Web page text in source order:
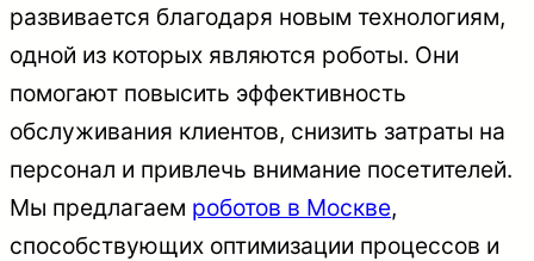
развивается благодаря новым технологиям,
одной из которых являются роботы. Они
помогают повысить эффективность
обслуживания клиентов, снизить затраты на
персонал и привлечь внимание посетителей.
Мы предлагаем роботов в Москве,
способствующих оптимизации процессов и